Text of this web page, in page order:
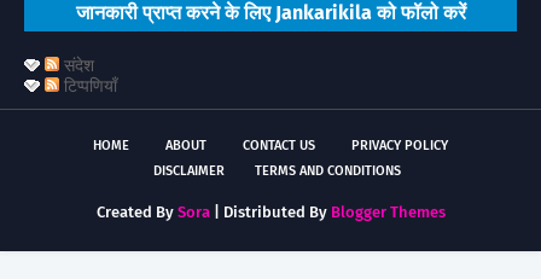
जानकारी प्राप्त करने के लिए Jankarikila को फॉलो करें
संदेश
टिप्पणियाँ
HOME ABOUT CONTACT US
PRIVACY POLICY
DISCLAIMER
TERMS AND CONDITIONS
Created By Sora| Distributed By Blogger Themes